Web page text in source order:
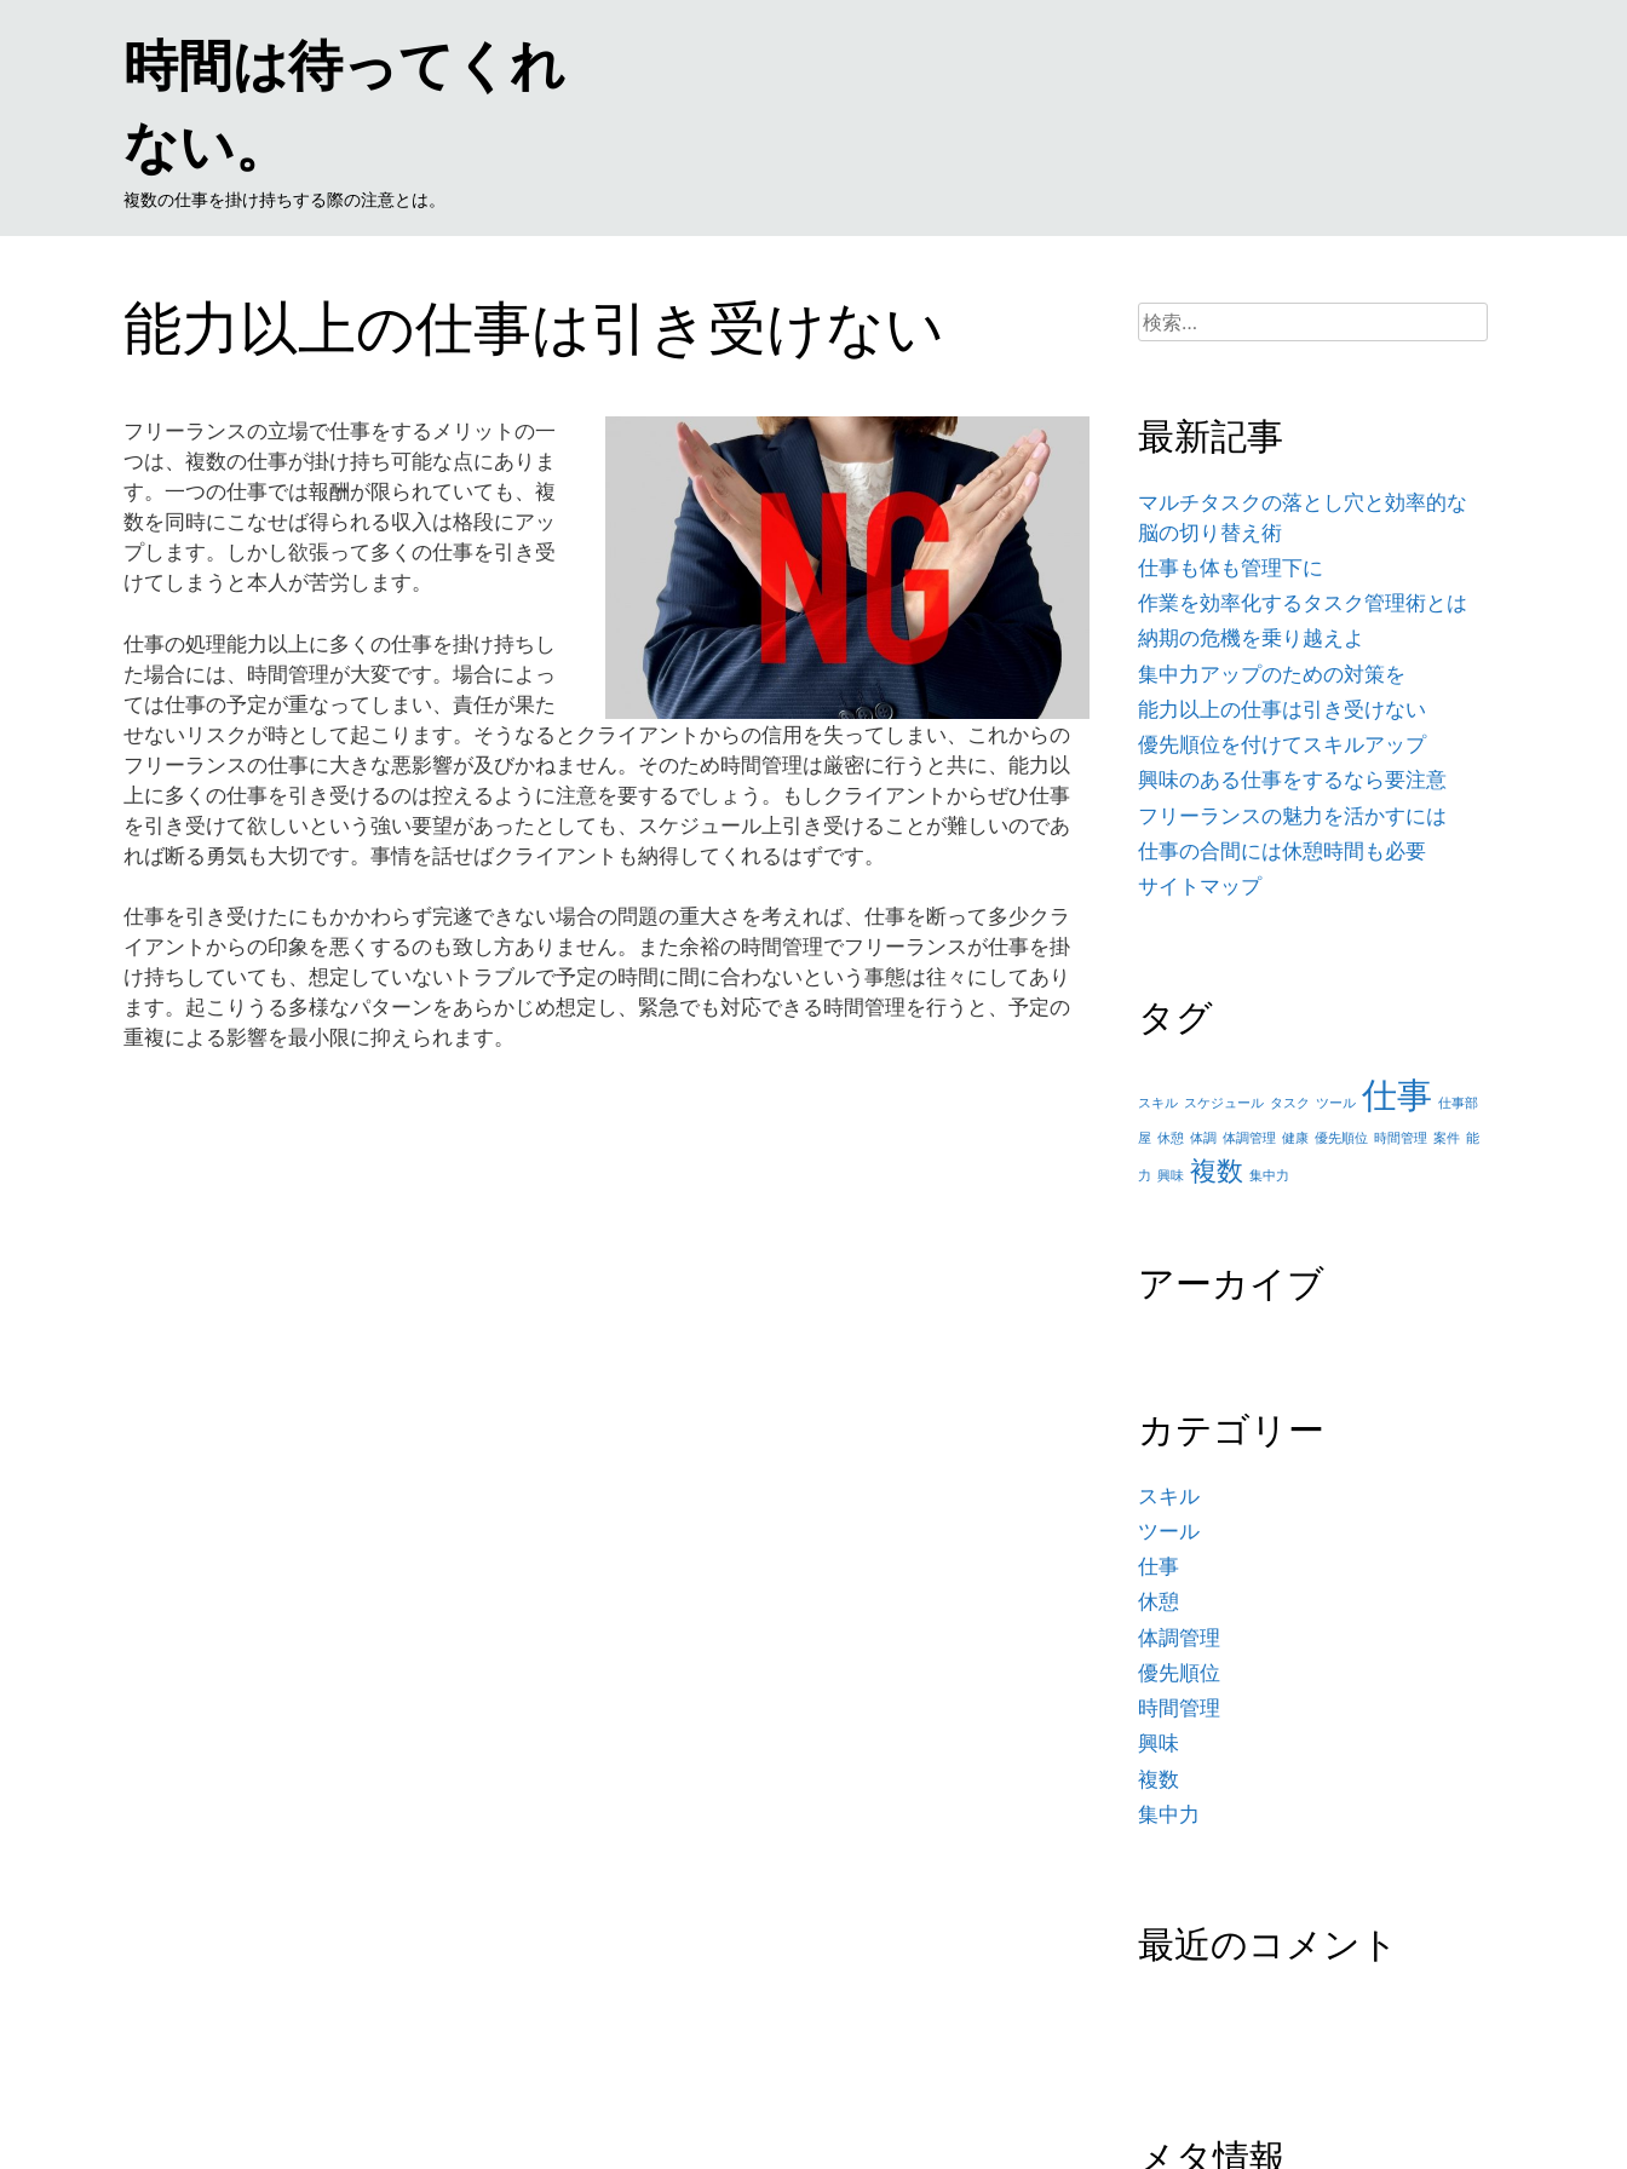
時間は待ってくれ
ない。
複数の仕事を掛け持ちする際の注意とは。
能力以上の仕事は引き受けない
フリーランスの立場で仕事をするメリットの一
つは、複数の仕事が掛け持ち可能な点にありま
す。一つの仕事では報酬が限られていても、複
数を同時にこなせば得られる収入は格段にアッ
プします。しかし欲張って多くの仕事を引き受
けてしまうと本人が苦労します。
仕事の処理能力以上に多くの仕事を掛け持ちし
た場合には、時間管理が大変です。場合によっ
ては仕事の予定が重なってしまい、責任が果た
せないリスクが時として起こります。そうなるとクライアントからの信用を失ってしまい、これからの
フリーランスの仕事に大きな悪影響が及びかねません。そのため時間管理は厳密に行うと共に、能力以
上に多くの仕事を引き受けるのは控えるように注意を要するでしょう。もしクライアントからぜひ仕事
を引き受けて欲しいという強い要望があったとしても、スケジュール上引き受けることが難しいのであ
れば断る勇気も大切です。事情を話せばクライアントも納得してくれるはずです。
仕事を引き受けたにもかかわらず完遂できない場合の問題の重大さを考えれば、仕事を断って多少クラ
イアントからの印象を悪くするのも致し方ありません。また余裕の時間管理でフリーランスが仕事を掛
け持ちしていても、想定していないトラブルで予定の時間に間に合わないという事態は往々にしてあり
ます。起こりうる多様なパターンをあらかじめ想定し、緊急でも対応できる時間管理を行うと、予定の
重複による影響を最小限に抑えられます。
検
索:
最新記事
マルチタスクの落とし穴と効率的な
脳の切り替え術
仕事も体も管理下に
作業を効率化するタスク管理術とは
納期の危機を乗り越えよ
集中力アップのための対策を
能力以上の仕事は引き受けない
優先順位を付けてスキルアップ
興味のある仕事をするなら要注意
フリーランスの魅力を活かすには
仕事の合間には休憩時間も必要
サイトマップ
タグ
スキル スケジュール タスク ツール 仕事 仕事部
屋 休憩 体調 体調管理 健康 優先順位 時間管理 案件 能
力 興味 複数 集中力
アーカイブ
カテゴリー
スキル
ツール
仕事
休憩
体調管理
優先順位
時間管理
興味
複数
集中力
最近のコメント
メタ情報